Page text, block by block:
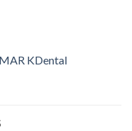
KDental